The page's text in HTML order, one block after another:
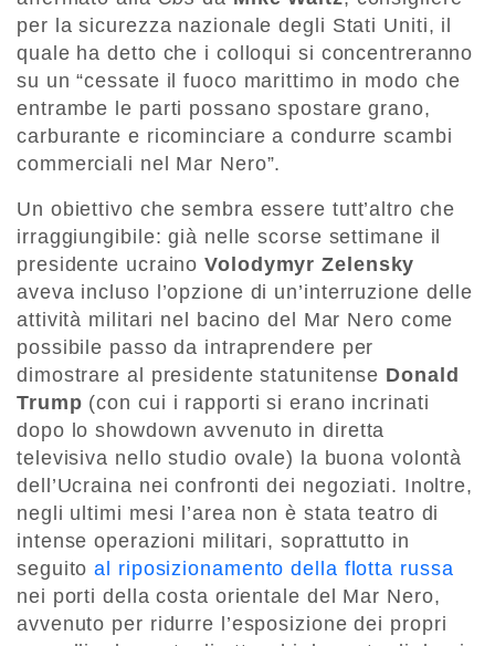
per la sicurezza nazionale degli Stati Uniti, il
quale ha detto che i colloqui si concentreranno
su un “cessate il fuoco marittimo in modo che
entrambe le parti possano spostare grano,
carburante e ricominciare a condurre scambi
commerciali nel Mar Nero”.
Un obiettivo che sembra essere tutt’altro che
irraggiungibile: già nelle scorse settimane il
presidente ucrainoVolodymyr Zelensky
aveva incluso l’opzione di un’interruzione delle
attività militari nel bacino del Mar Nero come
possibile passo da intraprendere per
dimostrare al presidente statunitense Donald
Trump (con cui i rapporti si erano incrinati
dopo lo showdown avvenuto in diretta
televisiva nello studio ovale) la buona volontà
dell’Ucraina nei confronti dei negoziati. Inoltre,
negli ultimi mesi l’area non è stata teatro di
intense operazioni militari, soprattutto in
seguitoal riposizionamento della flotta russa
nei porti della costa orientale del Mar Nero,
avvenuto per ridurre l’esposizione dei propri